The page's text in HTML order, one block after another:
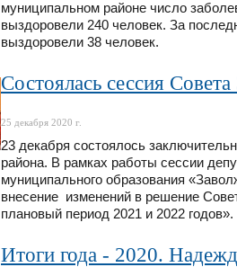
муниципальном районе число
выздоровели 240 человек. За
выздоровели 38 человек.
Состоялась сессия
25 декабря 2020 г.
23 декабря состоялось
района. В рамках работы сессии
муниципального образования
внесение изменений в решение
плановый период 2021 и 2022 годов».
Итоги года - 2020.